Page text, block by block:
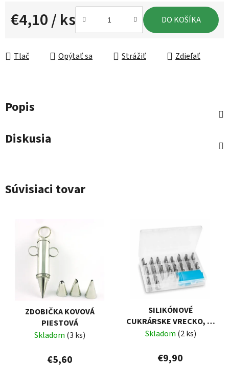
€4,10/ ks DO KOŠÍKA
Tlač Opýtať sa Strážiť Zdieľať
Popis
Diskusia
Súvisiaci tovar
ZDOBIČKA KOVOVÁ
PIESTOVÁ
Skladom (3 ks)
€5,60
SILIKÓNOVÉ
CUKRÁRSKE VRECKO, 36
ŠPIČIEK
Skladom (2 ks)
€9,90